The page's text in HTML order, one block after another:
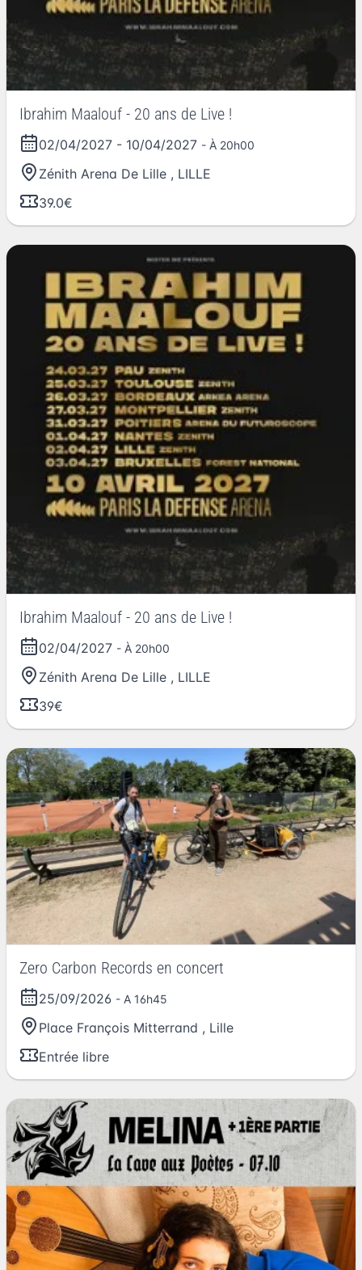
Ibrahim Maalouf - 20 ans de Live !
02/04/2027 - 10/04/2027 - À 20h00
Zénith Arena De Lille , LILLE
39.0€
Ibrahim Maalouf - 20 ans de Live !
02/04/2027 - À 20h00
Zénith Arena De Lille , LILLE
39€
Zero Carbon Records en concert
25/09/2026 - A 16h45
Place François Mitterrand , Lille
Entrée libre